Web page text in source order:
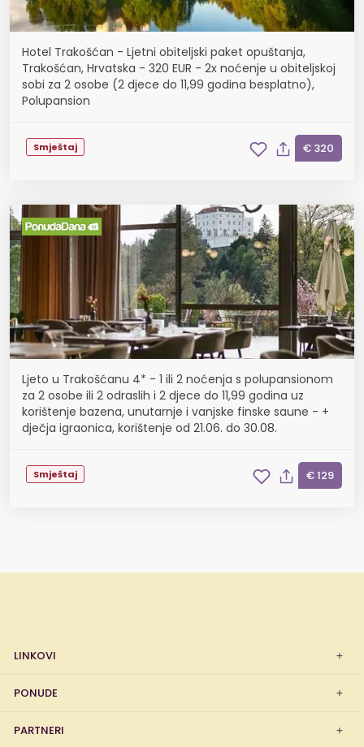
Hotel Trakošćan - Ljetni obiteljski paket opuštanja,
Trakošćan, Hrvatska - 320 EUR - 2x noćenje u obiteljskoj
sobi za 2 osobe (2 djece do 11,99 godina besplatno),
Polupansion
Smještaj € 320
Ljeto u Trakošćanu 4* - 1 ili 2 noćenja s polupansionom
za 2 osobe ili 2 odraslih i 2 djece do 11,99 godina uz
korištenje bazena, unutarnje i vanjske finske saune - +
dječja igraonica, korištenje od 21.06. do 30.08.
Smještaj € 129
LINKOVI
PONUDE
PARTNERI